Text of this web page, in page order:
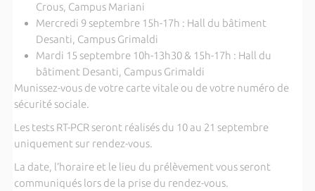
Crous, Campus Mariani
Mercredi 9 septembre 15h-17h : Hall du bâtiment
Desanti, Campus Grimaldi
Mardi 15 septembre 10h-13h30 & 15h-17h : Hall du
bâtiment Desanti, Campus Grimaldi
Munissez-vous de votre carte vitale ou de votre numéro de
sécurité sociale.
Les tests RT-PCR seront réalisés du 10 au 21 septembre
uniquement sur rendez-vous.
La date, l’horaire et le lieu du prélèvement vous seront
communiqués lors de la prise du rendez-vous.